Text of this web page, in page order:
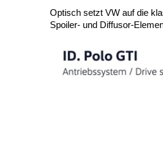
Optisch setzt VW auf die
Spoiler- und Diffusor-